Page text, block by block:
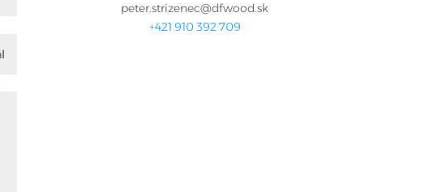
peter.strizenec@dfwood.sk
+421 910 392 709